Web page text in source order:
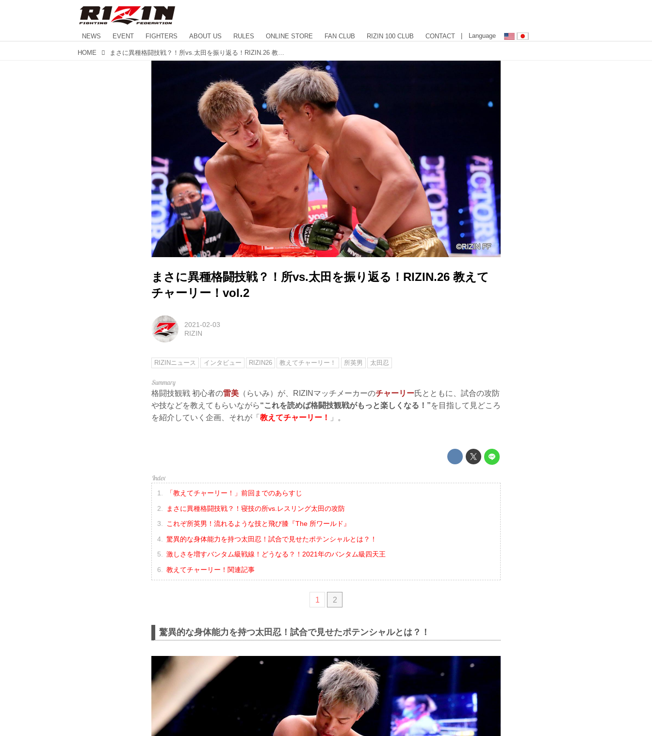
NEWS EVENT FIGHTERS ABOUT US RULES ONLINE STORE FAN CLUB RIZIN 100 CLUB CONTACT | Language
HOME
まさに異種格闘技戦？！所vs.太田を振り返る！RIZIN.26 教えて
チャーリー！vol.2
2021-02-03
RIZIN
RIZINニュース インタビュー RIZIN26 教えてチャーリー！ 所英男 太田忍
格闘技観戦 初心者の雷美 （らいみ）が、RIZINマッチメーカーのチャーリー氏とともに、試合の攻防
や技などを教えてもらいながら“これを読めば格闘技観戦がもっと楽しくなる！”を目指して見どころ
を紹介していく企画、それが「 教えてチャーリー！ 」。
「教えてチャーリー！」前回までのあらすじ
まさに異種格闘技戦？！寝技の所vs.レスリング太田の攻防
これぞ所英男！流れるような技と飛び膝『The 所ワールド』
驚異的な身体能力を持つ太田忍！試合で見せたポテンシャルとは？！
激しさを増すバンタム級戦線！どうなる？！2021年のバンタム級四天王
教えてチャーリー！関連記事
1 2
驚異的な身体能力を持つ太田忍！試合で見せたポテンシャルとは？！